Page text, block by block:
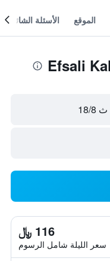
الموقع الأسئلة الشائعة
ث 18/8
116 ﷼
سعر الليلة شامل الرسوم